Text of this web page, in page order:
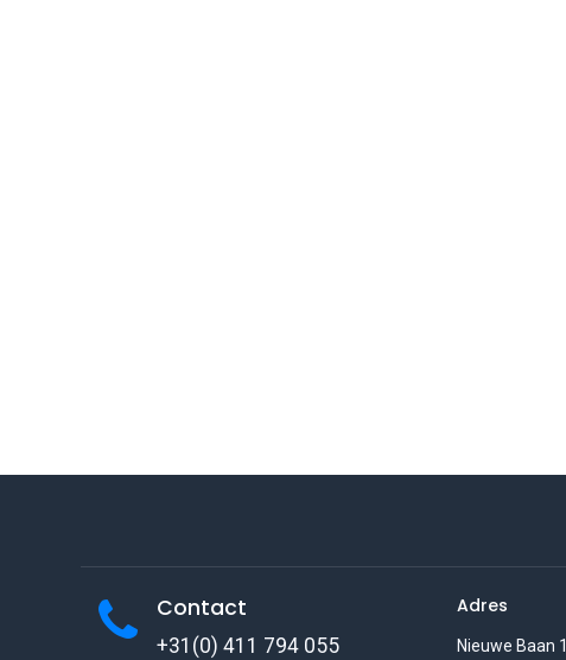
Contact
+31(0) 411 794 055
Adres
Nieuwe Baan 1